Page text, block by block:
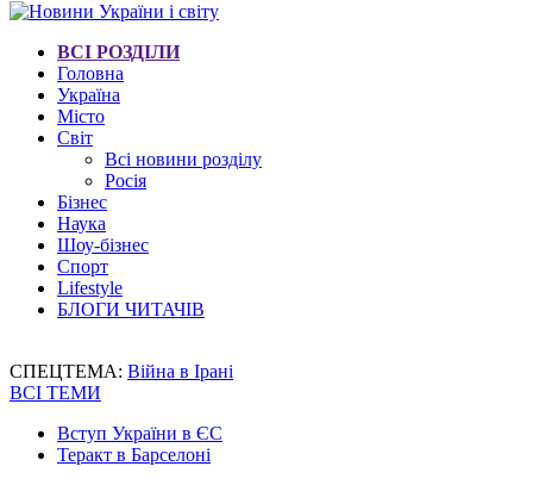
ВСІ РОЗДІЛИ
Головна
Україна
Місто
Світ
Всі новини розділу
Росія
Бізнес
Наука
Шоу-бізнес
Спорт
Lifestyle
БЛОГИ ЧИТАЧІВ
СПЕЦТЕМА: Війна в Ірані
ВСІ ТЕМИ
Вступ України в ЄС
Теракт в Барселоні